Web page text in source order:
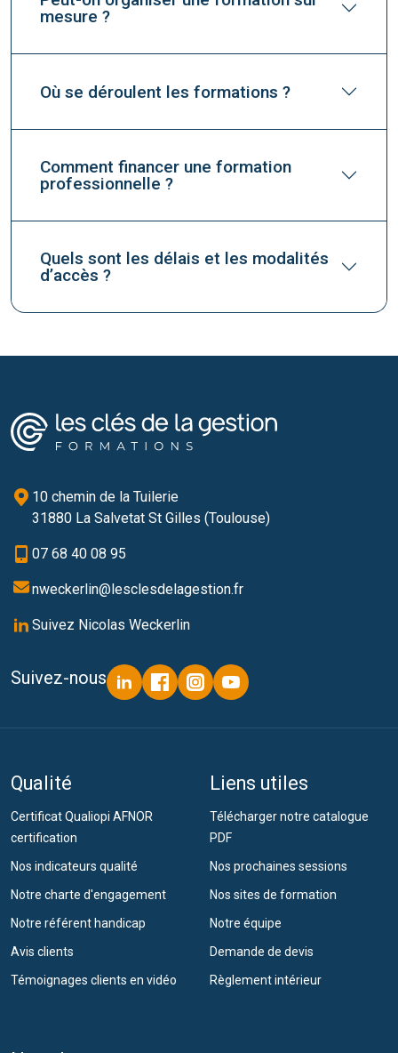
mesure ?
Où se déroulent les formations ?
Comment financer une formation
professionnelle ?
Quels sont les délais et les modalités
d’accès ?
10 chemin de la Tuilerie
31880 La Salvetat St Gilles (Toulouse)
07 68 40 08 95
nweckerlin@lesclesdelagestion.fr
Suivez Nicolas Weckerlin
Suivez-nous
Qualité
Certificat Qualiopi AFNOR
certification
Nos indicateurs qualité
Notre charte d'engagement
Notre référent handicap
Avis clients
Témoignages clients en vidéo
Liens utiles
Télécharger notre catalogue
PDF
Nos prochaines sessions
Nos sites de formation
Notre équipe
Demande de devis
Règlement intérieur